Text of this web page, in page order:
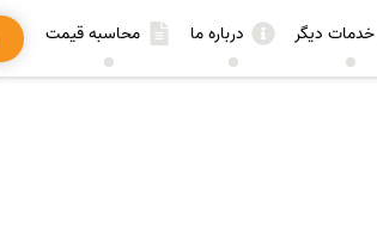
خدمات دیگر درباره ما محاسبه قیمت